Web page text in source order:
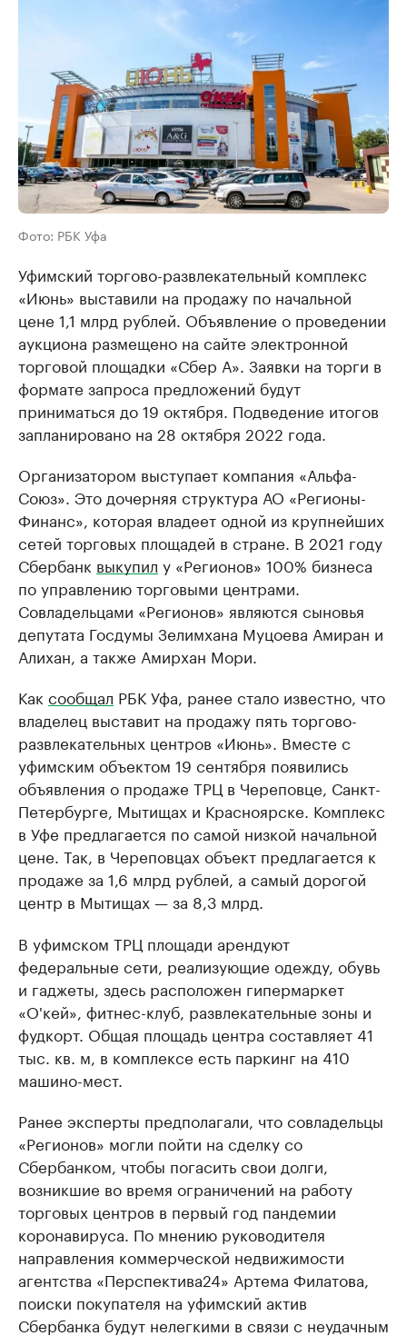
Фото: РБК Уфа
Уфимский торгово-развлекательный комплекс
«Июнь» выставили на продажу по начальной
цене 1,1 млрд рублей. Объявление о проведении
аукциона размещено на сайте электронной
торговой площадки «Сбер А». Заявки на торги в
формате запроса предложений будут
приниматься до 19 октября. Подведение итогов
запланировано на 28 октября 2022 года.
Организатором выступает компания «Альфа-
Союз». Это дочерняя структура АО «Регионы-
Финанс», которая владеет одной из крупнейших
сетей торговых площадей в стране. В 2021 году
Сбербанк выкупил у «Регионов» 100% бизнеса
по управлению торговыми центрами.
Совладельцами «Регионов» являются сыновья
депутата Госдумы Зелимхана Муцоева Амиран и
Алихан, а также Амирхан Мори.
Как сообщал РБК Уфа, ранее стало известно, что
владелец выставит на продажу пять торгово-
развлекательных центров «Июнь». Вместе с
уфимским объектом 19 сентября появились
объявления о продаже ТРЦ в Череповце, Санкт-
Петербурге, Мытищах и Красноярске. Комплекс
в Уфе предлагается по самой низкой начальной
цене. Так, в Череповцах объект предлагается к
продаже за 1,6 млрд рублей, а самый дорогой
центр в Мытищах — за 8,3 млрд.
В уфимском ТРЦ площади арендуют
федеральные сети, реализующие одежду, обувь
и гаджеты, здесь расположен гипермаркет
«О'кей», фитнес-клуб, развлекательные зоны и
фудкорт. Общая площадь центра составляет 41
тыс. кв. м, в комплексе есть паркинг на 410
машино-мест.
Ранее эксперты предполагали, что совладельцы
«Регионов» могли пойти на сделку со
Сбербанком, чтобы погасить свои долги,
возникшие во время ограничений на работу
торговых центров в первый год пандемии
коронавируса. По мнению руководителя
направления коммерческой недвижимости
агентства «Перспектива24» Артема Филатова,
поиски покупателя на уфимский актив
Сбербанка будут нелегкими в связи с неудачным